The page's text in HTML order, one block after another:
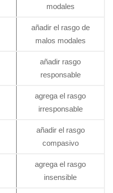
modales
añadir el rasgo de
malos modales
añadir rasgo
responsable
agrega el rasgo
irresponsable
añadir el rasgo
compasivo
agrega el rasgo
insensible